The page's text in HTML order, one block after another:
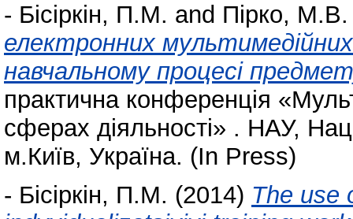
- Бісіркін, П.М. and Пірко, М.В.
електронних
навчальному процесі
практична конференція
сферах діяльності» . НАУ,
м.Київ, Україна. (In Press)
- Бісіркін, П.М. (2014) The use